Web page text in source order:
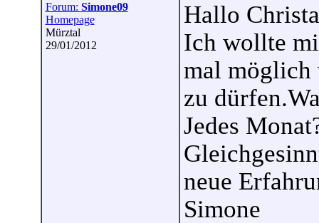
Forum: Simone09
Homepage
Mürztal
29/01/2012
Hallo
Ich wollte
mal möglich
zu
Jedes
neue
Simone